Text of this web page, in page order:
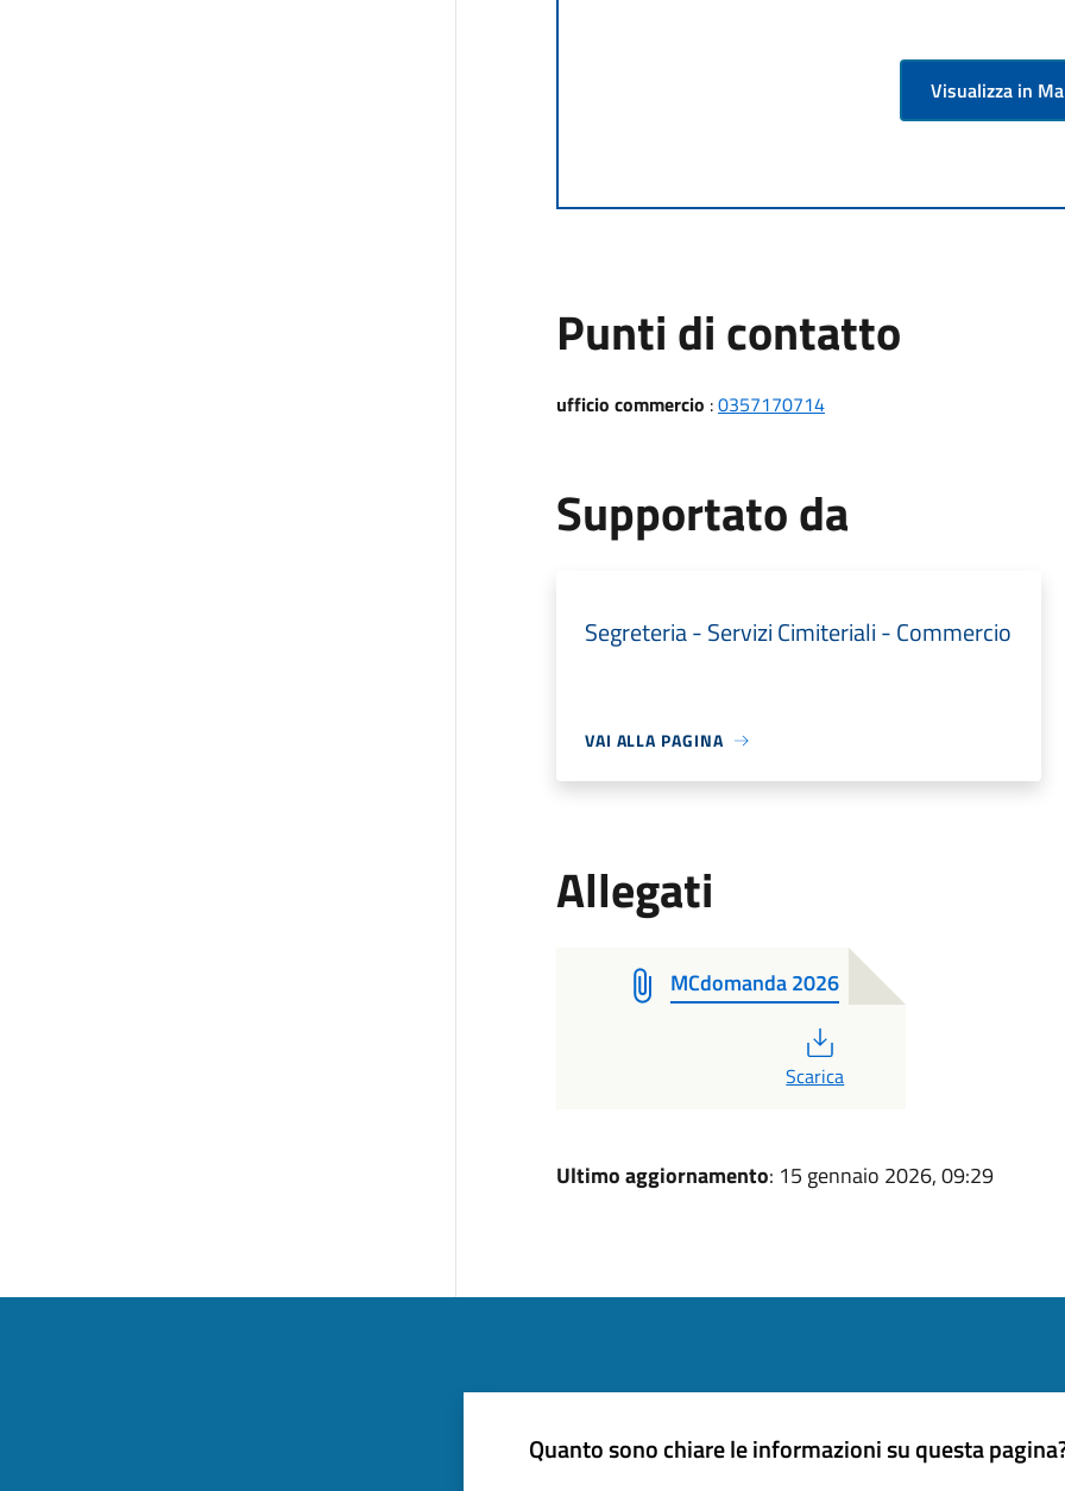
Visualizza in
Punti di contatto
ufficio commercio :0357170714
Supportato da
Segreteria - Servizi Cimiteriali - Commercio
VAI ALLA PAGINA
Allegati
MCdomanda 2026
Scarica
Ultimo aggiornamento: 15 gennaio 2026, 09:29
Quanto sono chiare le informazioni su questa